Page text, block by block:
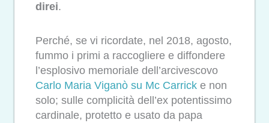
direi.
Perché, se vi ricordate, nel 2018, agosto,
fummo i primi a raccogliere e diffondere
l’esplosivo memoriale dell’arcivescovo
Carlo Maria Viganò su Mc Carrick e non
solo; sulle complicità dell’ex potentissimo
cardinale, protetto e usato da papa